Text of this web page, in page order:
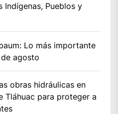
Indígenas, Pueblos y
Lo más importante
agosto
obras hidráulicas en
Tláhuac para proteger a